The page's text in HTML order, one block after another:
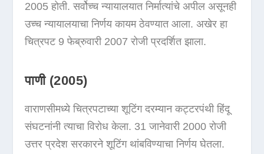
2005 होती. सर्वोच्च न्यायालयात निर्मात्यांचे अपील असूनही
उच्च न्यायालयाचा निर्णय कायम ठेवण्यात आला. अखेर हा
चित्रपट 9 फेब्रुवारी 2007 रोजी प्रदर्शित झाला.
पाणी (2005)
वाराणसीमध्ये चित्रपटाच्या शूटिंग दरम्यान कट्टरपंथी हिंदू
संघटनांनी त्याचा विरोध केला. 31 जानेवारी 2000 रोजी
उत्तर प्रदेश सरकारने शूटिंग थांबविण्याचा निर्णय घेतला.